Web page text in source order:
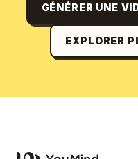
GÉNÉRER UNE
EXPLORER